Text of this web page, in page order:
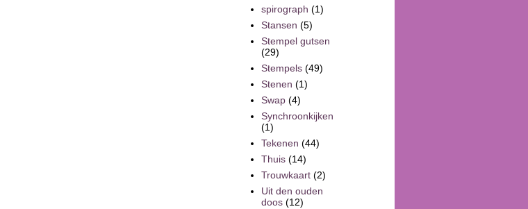
spirograph (1)
Stansen (5)
Stempel gutsen
(29)
Stempels (49)
Stenen (1)
Swap (4)
Synchroonkijken
(1)
Tekenen (44)
Thuis (14)
Trouwkaart (2)
Uit den ouden
doos (12)